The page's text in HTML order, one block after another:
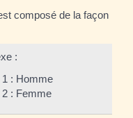
composé de la façon
:
1 : Homme
2 : Femme